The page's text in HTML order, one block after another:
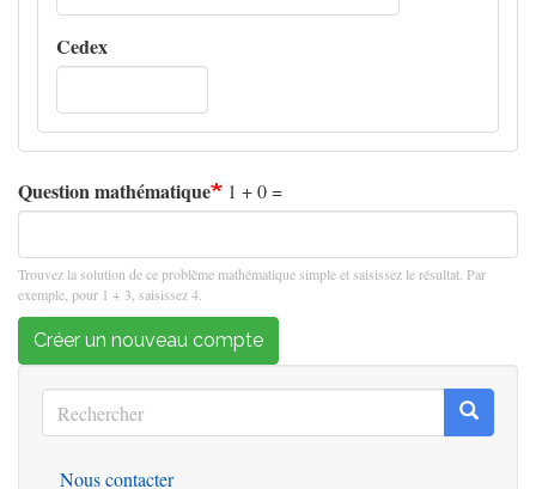
Cedex
Question mathématique 1 + 0 =
Trouvez la solution de ce problème mathématique simple et saisissez le résultat. Par
exemple, pour 1 + 3, saisissez 4.
Créer un nouveau compte
Rechercher
Rechercher
Nous contacter